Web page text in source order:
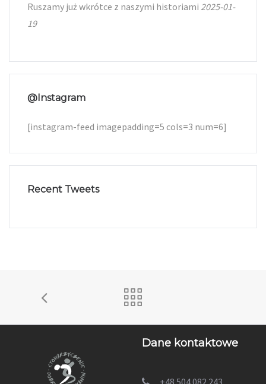
Ruszamy już wkrótce z naszymi historiami 2025-01-
19
@Instagram
[instagram-feed imagepadding=5 cols=3 num=6]
Recent Tweets
Dane kontaktowe